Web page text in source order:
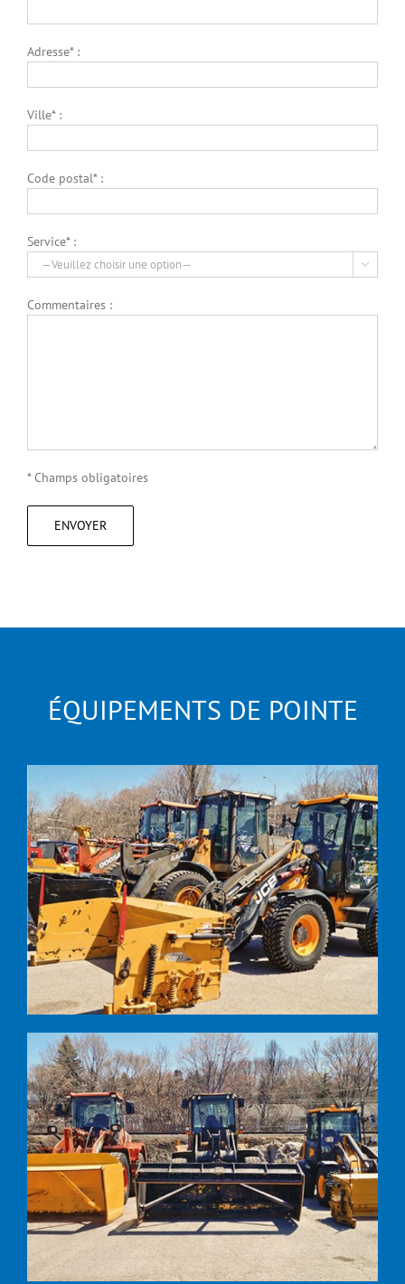
Adresse* :
Ville* :
Code postal* :
Service* :

Commentaires :
* Champs obligatoires
ÉQUIPEMENTS DE POINTE